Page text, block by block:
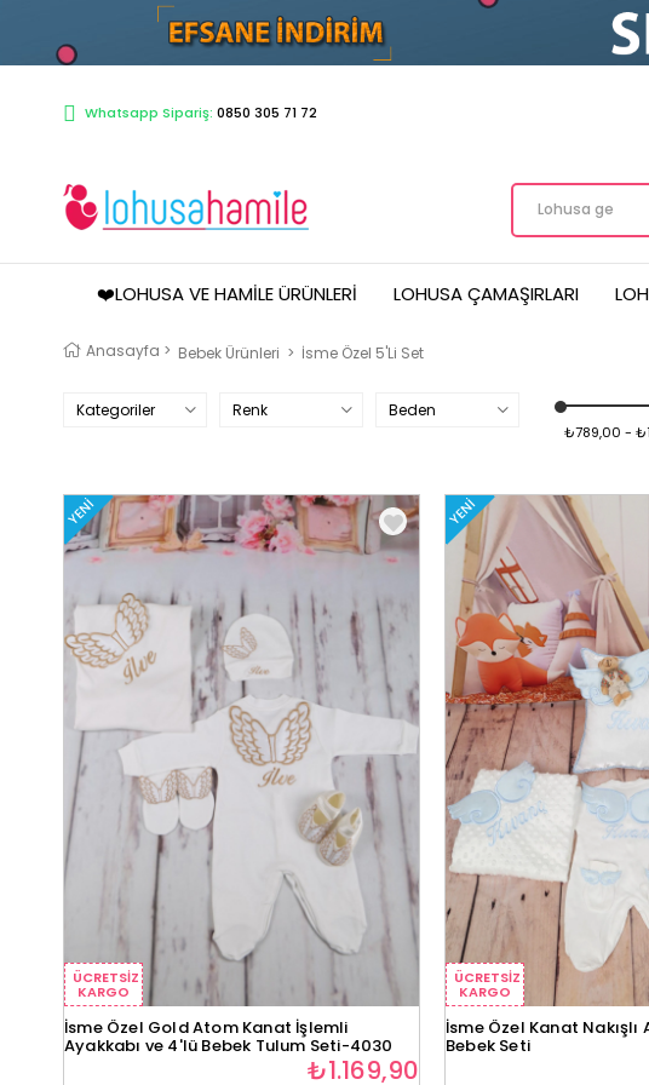
Whatsapp Sipariş: 0850 305 71 72
❤️LOHUSA VE HAMILE ÜRÜNLERI LOHUSA ÇAMAŞIRLARI
Anasayfa > Bebek Ürünleri > İsme Özel 5'li Set
Kategoriler Renk Beden
₺789,00 -
ÜCRETSIZ
KARGO
YENI
İsme Özel Gold Atom Kanat İşlemli
Ayakkabı ve 4'lü Bebek Tulum Seti-4030
₺1.169,90
ÜCRETSIZ
KARGO
YENI
İsme Özel Kanat Nakışlı
Bebek Seti